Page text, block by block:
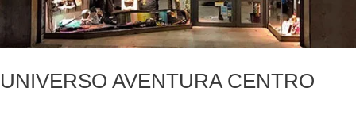
UNIVERSO AVENTURA CENTRO